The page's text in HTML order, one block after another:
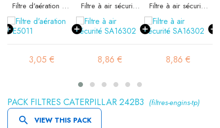
Filtre d'aération BE5011
3,05 €
Filtre à air sécurité SA16302
8,86 €
Filtre à air sécurité SA16302
8,86 €
PACK FILTRES CATERPILLAR 242B3 (filtres-engins-tp)
 VIEW THIS PACK